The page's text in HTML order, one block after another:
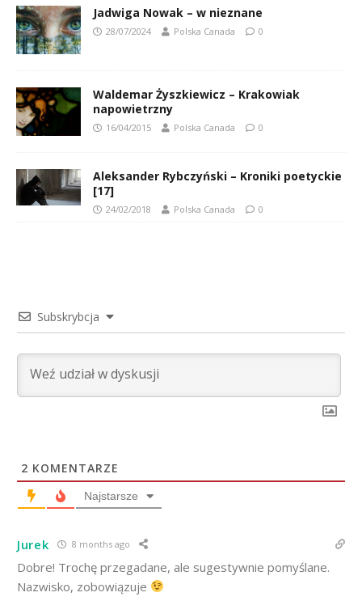
Jadwiga Nowak – w nieznane
28/07/2024 Polska Canada 0
Waldemar Żyszkiewicz – Krakowiak
napowietrzny
16/04/2015 Polska Canada 0
Aleksander Rybczyński – Kroniki poetyckie
[17]
24/02/2018 Polska Canada 0
Subskrybcja
2 KOMENTARZE
Najstarsze
Jurek 8 months ago
Dobre! Trochę przegadane, ale sugestywnie pomyślane.
Nazwisko, zobowiązuje